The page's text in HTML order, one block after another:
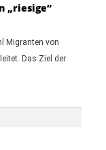
„riesige“
Migranten von
Das Ziel der